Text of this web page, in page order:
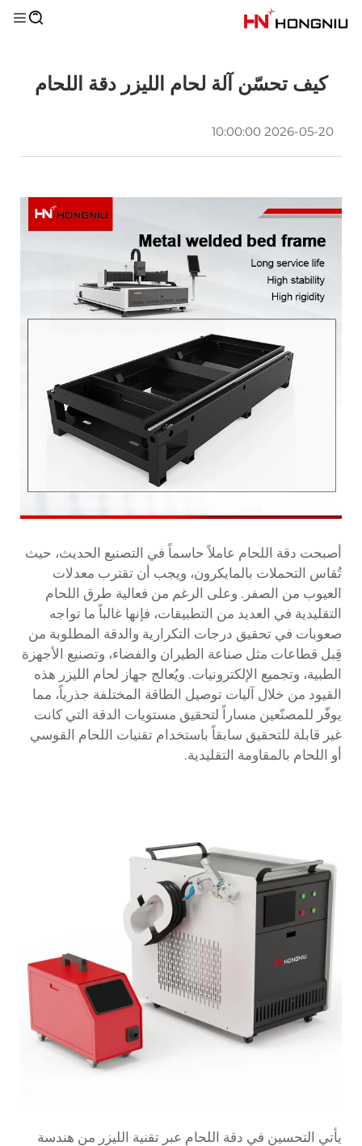
كيف تحسّن آلة لحام الليزر دقة اللحام
2026-05-20 10:00:00
أصبحت دقة اللحام عاملاً حاسماً في التصنيع الحديث، حيث
تُقاس التحملات بالمايكرون، ويجب أن تقترب معدلات
العيوب من الصفر. وعلى الرغم من فعالية طرق اللحام
التقليدية في العديد من التطبيقات، فإنها غالباً ما تواجه
صعوبات في تحقيق درجات التكرارية والدقة المطلوبة من
قِبل قطاعات مثل صناعة الطيران والفضاء، وتصنيع الأجهزة
الطبية، وتجميع الإلكترونيات. ويُعالج جهاز لحام الليزر هذه
القيود من خلال آليات توصيل الطاقة المختلفة جذرياً، مما
يوفّر للمصنّعين مساراً لتحقيق مستويات الدقة التي كانت
غير قابلة للتحقيق سابقاً باستخدام تقنيات اللحام القوسي
أو اللحام بالمقاومة التقليدية.
يأتي التحسين في دقة اللحام عبر تقنية الليزر من هندسة